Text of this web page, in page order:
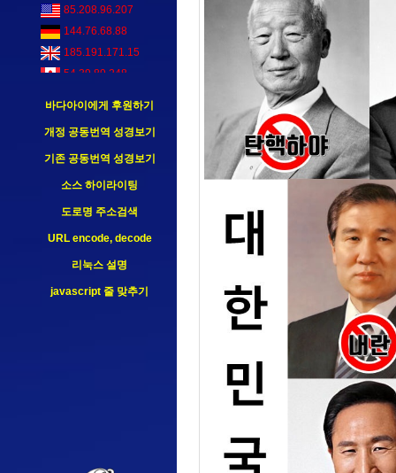
85.208.96.207
144.76.68.88
185.191.171.15
54.39.89.248
85.208.96.212
91.98.185.79
54.39.0.103
바다아이에게 후원하기
개정 공동번역 성경보기
기존 공동번역 성경보기
소스 하이라이팅
도로명 주소검색
URL encode, decode
리눅스 설명
javascript 줄 맞추기